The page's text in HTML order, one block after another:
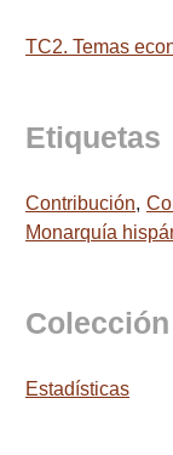
TC2. Temas
Etiquetas
Contribución,
Monarquía
Colección
Estadísticas